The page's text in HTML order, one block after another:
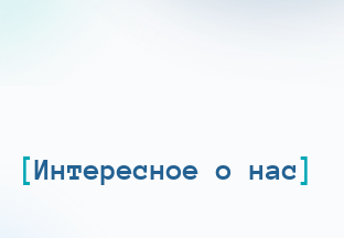
Интересное о нас